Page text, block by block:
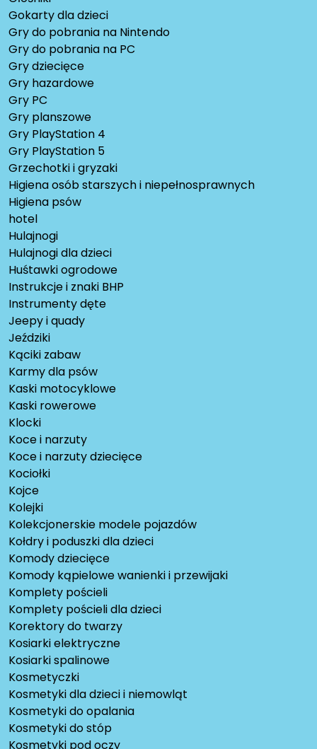
Gokarty dla dzieci
Gry do pobrania na Nintendo
Gry do pobrania na PC
Gry dziecięce
Gry hazardowe
Gry PC
Gry planszowe
Gry PlayStation 4
Gry PlayStation 5
Grzechotki i gryzaki
Higiena osób starszych i niepełnosprawnych
Higiena psów
hotel
Hulajnogi
Hulajnogi dla dzieci
Huśtawki ogrodowe
Instrukcje i znaki BHP
Instrumenty dęte
Jeepy i quady
Jeździki
Kąciki zabaw
Karmy dla psów
Kaski motocyklowe
Kaski rowerowe
Klocki
Koce i narzuty
Koce i narzuty dziecięce
Kociołki
Kojce
Kolejki
Kolekcjonerskie modele pojazdów
Kołdry i poduszki dla dzieci
Komody dziecięce
Komody kąpielowe wanienki i przewijaki
Komplety pościeli
Komplety pościeli dla dzieci
Korektory do twarzy
Kosiarki elektryczne
Kosiarki spalinowe
Kosmetyczki
Kosmetyki dla dzieci i niemowląt
Kosmetyki do opalania
Kosmetyki do stóp
Kosmetyki pod oczy